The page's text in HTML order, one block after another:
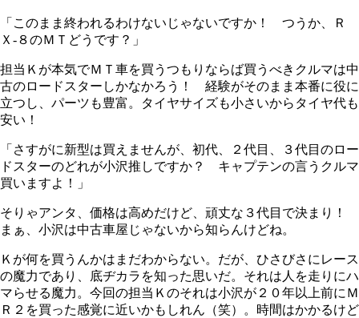
「このまま終われるわけないじゃないですか！ つうか、Ｒ
Ｘ‐８のＭＴどうです？」
担当Ｋが本気でＭＴ車を買うつもりならば買うべきクルマは中
古のロードスターしかなかろう！ 経験がそのまま本番に役に
立つし、パーツも豊富。タイヤサイズも小さいからタイヤ代も
安い！
「さすがに新型は買えませんが、初代、２代目、３代目のロー
ドスターのどれが小沢推しですか？ キャプテンの言うクルマ
買いますよ！」
そりゃアンタ、価格は高めだけど、頑丈な３代目で決まり！
まぁ、小沢は中古車屋じゃないから知らんけどね。
Ｋが何を買うんかはまだわからない。だが、ひさびさにレース
の魔力であり、底ヂカラを知った思いだ。それは人を走りにハ
マらせる魔力。今回の担当Ｋのそれは小沢が２０年以上前にＭ
Ｒ２を買った感覚に近いかもしれん（笑）。時間はかかるけど